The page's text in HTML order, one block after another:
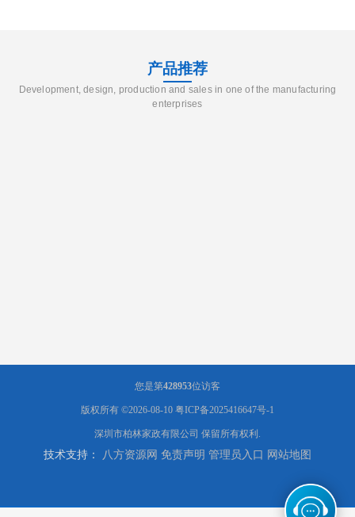
产品推荐
Development, design, production and sales in one of the manufacturing
enterprises
您是第428953位访客
版权所有 ©2026-08-10 粤ICP备2025416647号-1
深圳市柏林家政有限公司 保留所有权利.
技术支持： 八方资源网 免责声明 管理员入口 网站地图